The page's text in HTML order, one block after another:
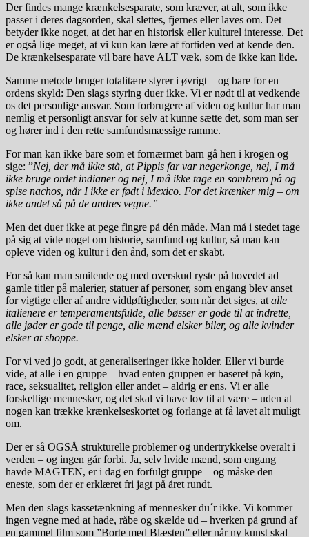
Der findes mange krænkelsesparate, som kræver, at alt, som ikke
passer i deres dagsorden, skal slettes, fjernes eller laves om. Det
betyder ikke noget, at det har en historisk eller kulturel interesse. Det
er også lige meget, at vi kun kan lære af fortiden ved at kende den.
De krænkelsesparate vil bare have ALT væk, som de ikke kan lide.
Samme metode bruger totalitære styrer i øvrigt – og bare for en
ordens skyld: Den slags styring duer ikke. Vi er nødt til at vedkende
os det personlige ansvar. Som forbrugere af viden og kultur har man
nemlig et personligt ansvar for selv at kunne sætte det, som man ser
og hører ind i den rette samfundsmæssige ramme.
For man kan ikke bare som et fornærmet barn gå hen i krogen og
sige: ”Nej, der må ikke stå, at Pippis far var negerkonge, nej, I må
ikke bruge ordet indianer og nej, I må ikke tage en sombrero på og
spise nachos, når I ikke er født i Mexico. For det krænker mig – om
ikke andet så på de andres vegne.”
Men det duer ikke at pege fingre på dén måde. Man må i stedet tage
på sig at vide noget om historie, samfund og kultur, så man kan
opleve viden og kultur i den ånd, som det er skabt.
For så kan man smilende og med overskud ryste på hovedet ad
gamle titler på malerier, statuer af personer, som engang blev anset
for vigtige eller af andre vidtløftigheder, som når det siges, at alle
italienere er temperamentsfulde, alle bøsser er gode til at indrette,
alle jøder er gode til penge, alle mænd elsker biler, og alle kvinder
elsker at shoppe.
For vi ved jo godt, at generaliseringer ikke holder. Eller vi burde
vide, at alle i en gruppe – hvad enten gruppen er baseret på køn,
race, seksualitet, religion eller andet – aldrig er ens. Vi er alle
forskellige mennesker, og det skal vi have lov til at være – uden at
nogen kan trække krænkelseskortet og forlange at få lavet alt muligt
om.
Der er så OGSÅ strukturelle problemer og undertrykkelse overalt i
verden – og ingen går forbi. Ja, selv hvide mænd, som engang
havde MAGTEN, er i dag en forfulgt gruppe – og måske den
eneste, som der er erklæret fri jagt på året rundt.
Men den slags kassetænkning af mennesker du´r ikke. Vi kommer
ingen vegne med at hade, råbe og skælde ud – hverken på grund af
en gammel film som ”Borte med Blæsten” eller når ny kunst skal